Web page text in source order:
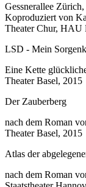
Gessnerallee
Koproduziert von
Theater Chur, HAU
LSD - Mein
Eine Kette
Theater Basel, 2015
Der Zauberberg
nach dem Roman
Theater Basel, 2015
Atlas der
nach dem Roman